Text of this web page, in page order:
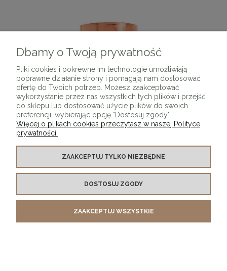
Kinkiet Loft T25 Miedź
DO KOSZYKA
Dbamy o Twoją prywatność
Pliki cookies i pokrewne im technologie umożliwiają
poprawne działanie strony i pomagają nam dostosować
ofertę do Twoich potrzeb. Możesz zaakceptować
wykorzystanie przez nas wszystkich tych plików i przejść
do sklepu lub dostosować użycie plików do swoich
preferencji, wybierając opcję "Dostosuj zgody".
Więcej o plikach cookies przeczytasz w naszej Polityce
prywatności.
ZAAKCEPTUJ TYLKO NIEZBĘDNE
DOSTOSUJ ZGODY
ZAAKCEPTUJ WSZYSTKIE